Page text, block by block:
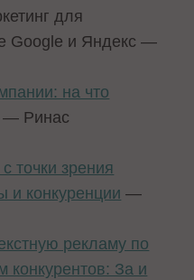
для
Google и Яндекс —
на что
— Ринас
точки зрения
и конкуренции —
рекламу по
конкурентов: За и